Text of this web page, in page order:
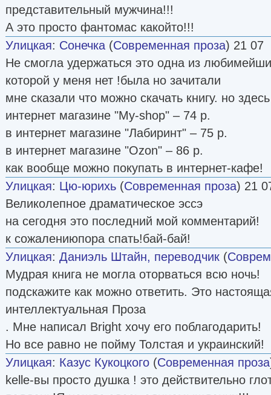
представительный мужчина!!!
А это просто фантомас какойто!!!
Улицкая: Сонечка (Современная проза) 21 07
Не смогла удержаться это одна из
которой у меня нет !была но зачитали
мне сказали что можно скачать книгу. но
интернет магазине "My-shop" – 74 р.
в интернет магазине "Лабиринт" – 75 р.
в интернет магазине "Ozon" – 86 р.
как вообще можно покупать в интернет-кафе!
Улицкая: Цю-юрихь (Современная проза) 21
Великолепное драматическое эссэ
на сегодня это последний мой комментарий!
к сожалениюпора спать!бай-бай!
Улицкая: Даниэль Штайн, переводчик (
Мудрая книга не могла оторваться всю ночь!
подскажите как можно ответить. Это
интеллектуальная Проза
. Мне написал Bright хочу его поблагодарить!
Но все равно не пойму Толстая и украинский!
Улицкая: Казус Кукоцкого (Современная проза
kelle-вы просто душка ! это действительно